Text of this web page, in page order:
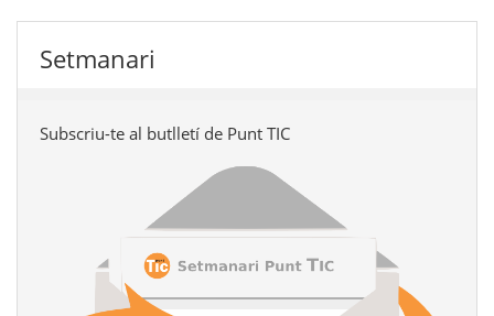
Setmanari
Subscriu-te al butlletí de Punt TIC